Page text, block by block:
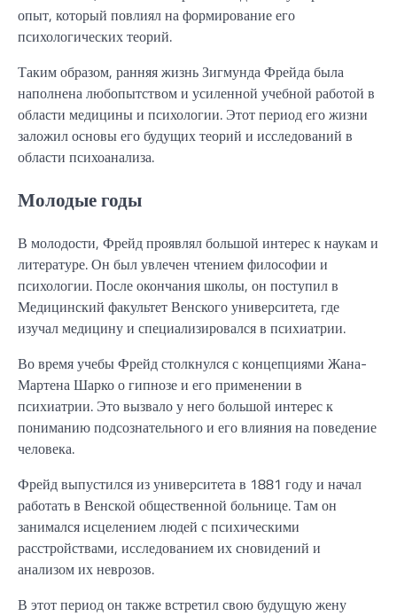
опыт, который повлиял на формирование его
психологических теорий.
Таким образом, ранняя жизнь Зигмунда Фрейда была
наполнена любопытством и усиленной учебной работой в
области медицины и психологии. Этот период его жизни
заложил основы его будущих теорий и исследований в
области психоанализа.
Молодые годы
В молодости, Фрейд проявлял большой интерес к наукам и
литературе. Он был увлечен чтением философии и
психологии. После окончания школы, он поступил в
Медицинский факультет Венского университета, где
изучал медицину и специализировался в психиатрии.
Во время учебы Фрейд столкнулся с концепциями Жана-
Мартена Шарко о гипнозе и его применении в
психиатрии. Это вызвало у него большой интерес к
пониманию подсознательного и его влияния на поведение
человека.
Фрейд выпустился из университета в 1881 году и начал
работать в Венской общественной больнице. Там он
занимался исцелением людей с психическими
расстройствами, исследованием их сновидений и
анализом их неврозов.
В этот период он также встретил свою будущую жену